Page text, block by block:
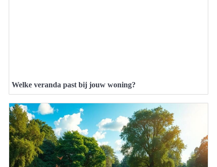
Welke veranda past bij jouw woning?